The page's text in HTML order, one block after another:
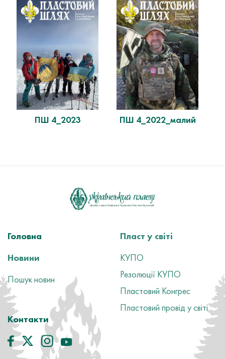
ПШ 4_2023 ПШ 4_2022_малий
Головна
Новини
Пошук новин
Пласт у світі
КУПО
Резолюції КУПО
Пластовий Конгрес
Пластовий провід у світі
Контакти